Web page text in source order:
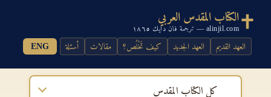
الكتاب المقدس العربي
alinjil.com — ترجمة فان دايك ١٨٦٥
العهد القديم العهد الجديد كيف تَخْلُص؟ مقالات أسئلة ENG
كل الكتاب المقدس